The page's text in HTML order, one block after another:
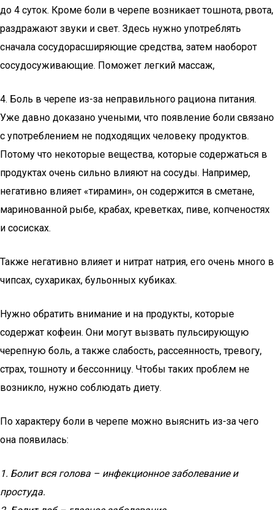
до 4 суток. Кроме боли в черепе возникает тошнота, рвота,
раздражают звуки и свет. Здесь нужно употреблять
сначала сосудорасширяющие средства, затем наоборот
сосудосуживающие. Поможет легкий массаж,
4. Боль в черепе из-за неправильного рациона питания.
Уже давно доказано учеными, что появление боли связано
с употреблением не подходящих человеку продуктов.
Потому что некоторые вещества, которые содержаться в
продуктах очень сильно влияют на сосуды. Например,
негативно влияет «тирамин», он содержится в сметане,
маринованной рыбе, крабах, креветках, пиве, копченостях
и сосисках.
Также негативно влияет и нитрат натрия, его очень много в
чипсах, сухариках, бульонных кубиках.
Нужно обратить внимание и на продукты, которые
содержат кофеин. Они могут вызвать пульсирующую
черепную боль, а также слабость, рассеянность, тревогу,
страх, тошноту и бессонницу. Чтобы таких проблем не
возникло, нужно соблюдать диету.
По характеру боли в черепе можно выяснить из-за чего
она появилась:
1. Болит вся голова – инфекционное заболевание и
простуда.